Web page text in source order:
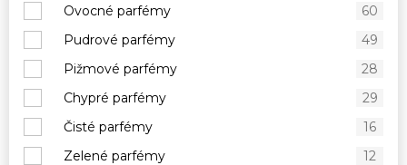
Ovocné parfémy
60
Pudrové parfémy
49
Pižmové parfémy
28
Chypré parfémy
29
Čisté parfémy
16
Zelené parfémy
12